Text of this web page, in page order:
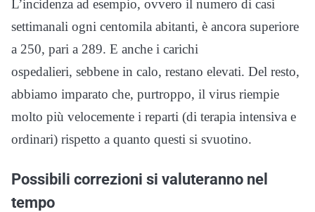
L’incidenza ad esempio, ovvero il numero di casi
settimanali ogni centomila abitanti, è ancora superiore
a 250, pari a 289. E anche i carichi
ospedalieri, sebbene in calo, restano elevati. Del resto,
abbiamo imparato che, purtroppo, il virus riempie
molto più velocemente i reparti (di terapia intensiva e
ordinari) rispetto a quanto questi si svuotino.
Possibili correzioni si valuteranno nel
tempo